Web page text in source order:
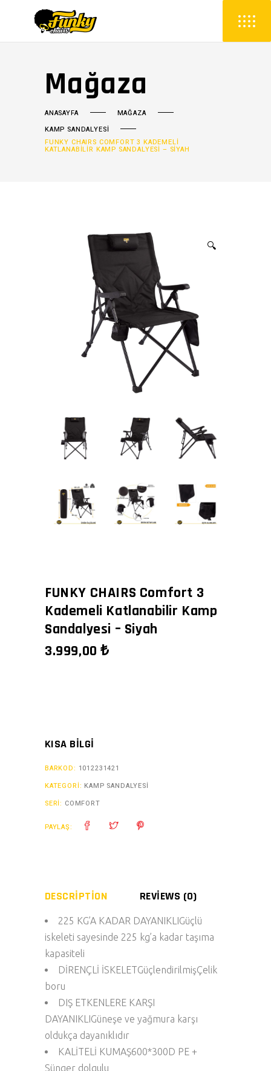
Mağaza
ANASAYFA
MAĞAZA
KAMP SANDALYESİ
FUNKY CHAIRS COMFORT 3 KADEMELI
KATLANABILIR KAMP SANDALYESI – SIYAH
🔍
FUNKY CHAIRS Comfort 3
Kademeli Katlanabilir Kamp
Sandalyesi – Siyah
3.999,00₺
KISA BILGI
BARKOD: 1012231421
KATEGORI: KAMP SANDALYESİ
SERI: COMFORT
PAYLAŞ:
DESCRIPTION REVIEWS (0)
225 KG’A KADAR DAYANIKLI Güçlü
iskeleti sayesinde 225 kg’a kadar taşıma
kapasiteli
DİRENÇLİ İSKELETGüçlendirilmişÇelik
boru
DIŞ ETKENLERE KARŞI
DAYANIKLI Güneşe ve yağmura karşı
oldukça dayanıklıdır
KALİTELİ KUMAŞ600*300D PE +
Sünger dolgulu